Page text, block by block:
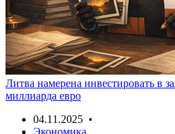
Литва намерена инвестировать в
миллиарда евро
04.11.2025 •
Экономика